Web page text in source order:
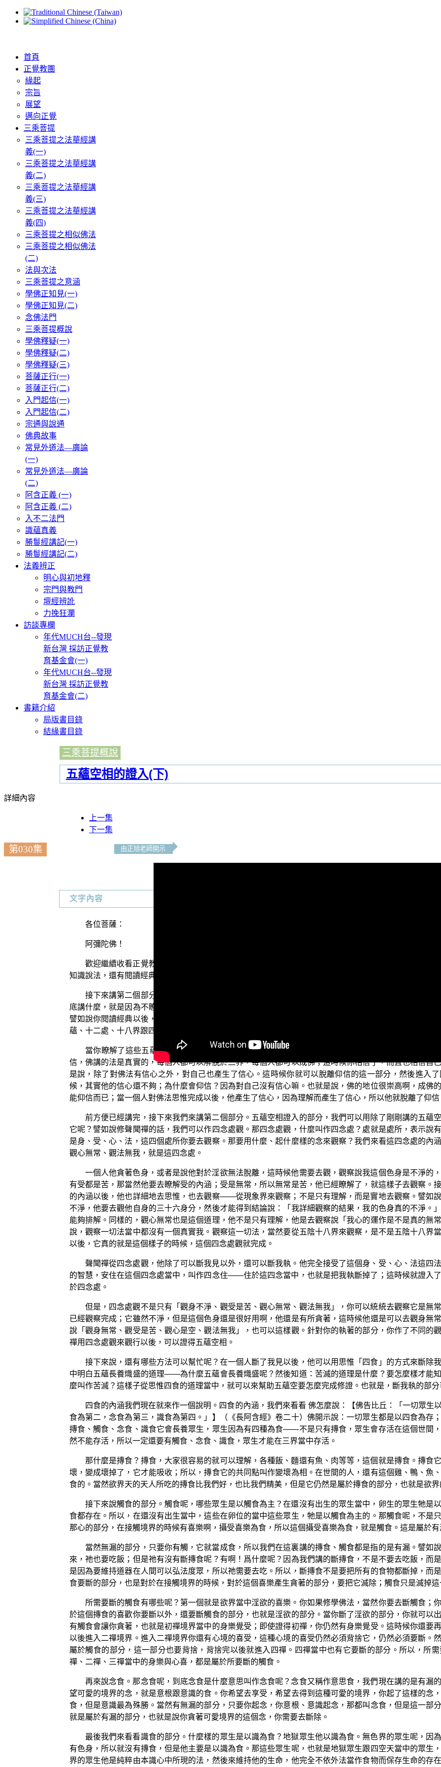
首頁
正覺教團
緣起
宗旨
展望
邁向正覺
三乘菩提
三乘菩提之法華經講
義(一)
三乘菩提之法華經講
義(二)
三乘菩提之法華經講
義(三)
三乘菩提之法華經講
義(四)
三乘菩提之相似佛法
三乘菩提之相似佛法
(二)
法與次法
三乘菩提之意涵
學佛正知見(一)
學佛正知見(二)
念佛法門
三乘菩提概說
學佛釋疑(一)
學佛釋疑(二)
學佛釋疑(三)
菩薩正行(一)
菩薩正行(二)
入門起信(一)
入門起信(二)
宗通與說通
佛典故事
常見外道法—廣論
(一)
常見外道法—廣論
(二)
阿含正義 (一)
阿含正義 (二)
入不二法門
識蘊真義
勝鬘經講記(一)
勝鬘經講記(二)
法義辨正
明心與初地釋
宗門與教門
壇經辨訛
力挽狂瀾
訪談專欄
年代MUCH台--發現
新台灣 採訪正覺教
育基金會(一)
年代MUCH台--發現
新台灣 採訪正覺教
育基金會(二)
書籍介紹
局版書目錄
結緣書目錄
三乘菩提概說
五蘊空相的證入(下)
詳細內容
上一集
下一集
第030集 由正旭老師開示
文字內容
各位菩薩：
阿彌陀佛！
歡迎繼續收看正覺教團電視弘法節目。在上個單元當中，我們已經講五蘊空相證入的前方便當中的第
知識說法，還有閱讀經典。
接下來講第二個部分。當你聽聞善知識說法以後，或者是閱讀經典以後，你過一個月不用的話，你可
底講什麼，就是因為不瞭解經典內涵的緣故；所以，當你在聽聞善知識說法的時候，以後你還要作思惟，
譬如說你閱讀經典以後，你知道五蘊、十二處、十八界，這些名相你都瞭解了，但是你要去思惟：這個五
蘊、十二處、十八界跟四聖諦當中的關聯是什麼？這樣子詳細地思惟瞭解以後，你就不會忘記這些名相的內
當你瞭解了這些五蘊、十二處、十八界、四聖諦、十因緣、十二因緣等等這些法的內涵以後，你思
信，佛講的法是真實的，每個人都可以解脫於三界，每個人都可以成佛；這時候你相信了，而且也相信自
是說，除了對佛法有信心之外，對自己也產生了信心。這時候你就可以脫離仰信的這一部分，然後進入
候，其實他的信心還不夠；為什麼會仰信？因為對自己沒有信心嘛。也就是說，佛的地位很崇高啊，成佛
能仰信而已；當一個人對佛法思惟完成以後，他產生了信心，因為理解而產生了信心，所以他就脫離了仰信
前方便已經講完，接下來我們來講第二個部分。五蘊空相證入的部分，我們可以用除了剛剛講的五蘊
它呢？譬如說修聲聞禪的話，我們可以作四念處觀。那四念處觀，什麼叫作四念處？處就是處所，表示說
是身、受、心、法，這四個處所你要去觀察。那要用什麼、起什麼樣的念來觀察？我們來看這四念處的內
觀心無常、觀法無我，就是這四念處。
一個人他貪著色身，或者是說他對於淫欲無法脫離，這時候他需要去觀，觀察說我這個色身是不淨的
有受都是苦，那當然他要去瞭解受的內涵；受是無常，所以無常是苦，他已經瞭解了，就這樣子去觀察。
的內涵以後，他也詳細地去思惟，也去觀察——從現象界來觀察；不是只有理解，而是實地去觀察。譬如
不淨，他要去觀他自身的三十六身分，然後才能得到結論說：「我詳細觀察的結果，我的色身真的不淨。
能夠排解。同樣的，觀心無常也是這個道理，他不是只有理解，他是去觀察說「我心的運作是不是真的無
說，觀察一切法當中都沒有一個真實我。觀察這一切法，當然要從五陰十八界來觀察，是不是五陰十八界
以後，它真的就是這個樣子的時候，這個四念處觀就完成。
聲聞禪從四念處觀，他除了可以斷我見以外，還可以斷我執。他完全接受了這個身、受、心、法這四
的智慧，安住在這個四念處當中，叫作四念住——住於這四念當中，也就是把我執斷掉了；這時候就證入
於四念處。
但是，四念處觀不是只有「觀身不淨、觀受是苦、觀心無常、觀法無我」，你可以統統去觀察它是無
已經觀察完成；它雖然不淨，但是這個色身還是很好用啊，他還是有所貪著，這時候他還是可以去觀身無
說「觀身無常、觀受是苦、觀心是空、觀法無我」，也可以這樣觀。針對你的執著的部分，你作了不同的
禪用四念處觀來觀行以後，可以證得五蘊空相。
接下來說，還有哪些方法可以幫忙呢？在一個人斷了我見以後，他可以用思惟「四食」的方式來斷除
中明白五蘊長養熾盛的道理——為什麼五蘊會長養熾盛呢？然後知道：苦滅的道理是什麼？要怎麼樣才能
麼叫作苦滅？這樣子從思惟四食的道理當中，就可以來幫助五蘊空要怎麼完成修證。也就是，斷我執的部
四食的內涵我們現在就來作一個說明。四食的內涵，我們來看看 佛怎麼說：【佛告比丘：「一切眾生
食為第二，念食為第三，識食為第四。」】（《長阿含經》卷二十）佛開示說：一切眾生都是以四食為存
摶食、觸食、念食、識食它會長養眾生，眾生因為有四種為食——不是只有摶食，眾生會存活在這個世間
然不能存活，所以一定還要有觸食、念食、識食，眾生才能在三界當中存活。
那什麼是摶食？摶食，大家很容易的就可以理解，各種飯、麵還有魚、肉等等，這個就是摶食。摶食
壞，變成壞掉了，它才能吸收；所以，摶食它的共同點叫作變壞為相。在世間的人，還有這個雞、鴨、魚
食的。當然欲界天的天人所吃的摶食比我們好，也比我們精美，但是它仍然是屬於摶食的部分，也就是欲界
接下來說觸食的部分。觸食呢，哪些眾生是以觸食為主？在還沒有出生的眾生當中，卵生的眾生牠是
食都存在。所以，在還沒有出生當中，這些在卵位的當中這些眾生，牠是以觸食為主的。那觸食呢，不是
那心的部分，在接觸境界的時候有喜樂啊，攝受喜樂為食，所以這個攝受喜樂為食，就是觸食。這是屬於有
當然無漏的部分，只要你有觸，它就當成食，所以我們在這裏講的摶食、觸食都是指的是有漏。譬如
來，祂也要吃飯；但是祂有沒有斷摶食呢？有啊！爲什麼呢？因為我們講的斷摶食，不是不要去吃飯，而
是因為要維持道器在人間可以弘法度眾，所以祂需要去吃。所以，斷摶食不是要把所有的食物都斷掉，而
食要斷的部分，也是對於在接觸境界的時候，對於這個喜樂產生貪著的部分，要把它滅除；觸食只是滅掉
所需要斷的觸食有哪些呢？第一個就是欲界當中淫欲的喜樂。你如果修學佛法，當然你要去斷觸食；
於這個摶食的喜歡你要斷以外，還要斷觸食的部分，也就是淫欲的部分。當你斷了淫欲的部分，你就可以
有觸食會讓你貪著，也就是初禪境界當中的身樂覺受；即使證得初禪，你仍然有身樂覺受。這時候你還要
以後進入二禪境界。進入二禪境界你還有心境的喜受，這種心境的喜受仍然必須背捨它，仍然必須要斷。
屬於觸食的部分，這一部分也要背捨，背捨完以後就進入四禪。四禪當中也有它要斷的部分。所以，所
禪、二禪、三禪當中的身樂與心喜，都是屬於所要斷的觸食。
再來說念食。那念食呢，到底念食是什麼意思叫作念食呢？念食又稱作意思食，我們現在講的是有漏
望可愛的境界的念，就是意根跟意識的食。你希望去享受，希望去得到這種可愛的境界，你起了這樣的念
食，但是意識最為殊勝。當然有無漏的部分，只要你起念，你意根、意識起念，那都叫念食，但是這一部
就是屬於有漏的部分，也就是說你貪著可愛境界的這個念，你需要去斷除。
最後我們來看看識食的部分。什麼樣的眾生是以識為食？地獄眾生他以識為食。無色界的眾生呢，因
有色身，所以就沒有摶食，但是他主要是以識為食。那這些眾生呢，也就是地獄眾生跟四空天當中的眾生
界的眾生他是純粹由本識心中所現的法，然後來維持他的生命，他完全不依外法當作食物而保存生命的存